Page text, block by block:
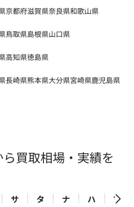
京都府滋賀県奈良県和歌山県
鳥取県島根県山口県
高知県徳島県
長崎県熊本県大分県宮崎県鹿児島県
ら買取相場・実績を
サ タ ナ ハ
マ